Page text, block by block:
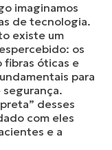
imaginamos
de tecnologia.
existe um
os
fibras óticas e
para
desses
com eles
e a